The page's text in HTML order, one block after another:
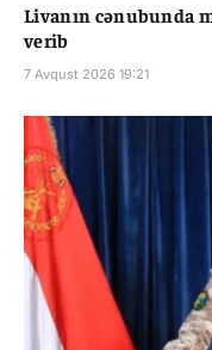
Livanın cənubunda
verib
7 Avqust 2026 19:21